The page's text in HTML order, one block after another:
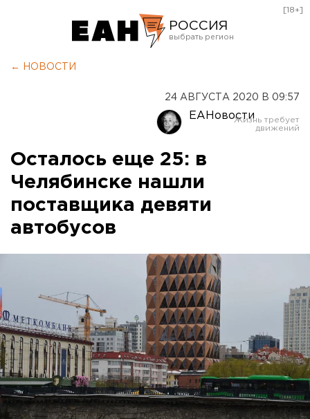
РОССИЯ
Оренбург
[18+]
← НОВОСТИ
24 АВГУСТА 2020 В 09:57
ЕАНовости
Осталось еще 25: в
Челябинске нашли
поставщика девяти
автобусов